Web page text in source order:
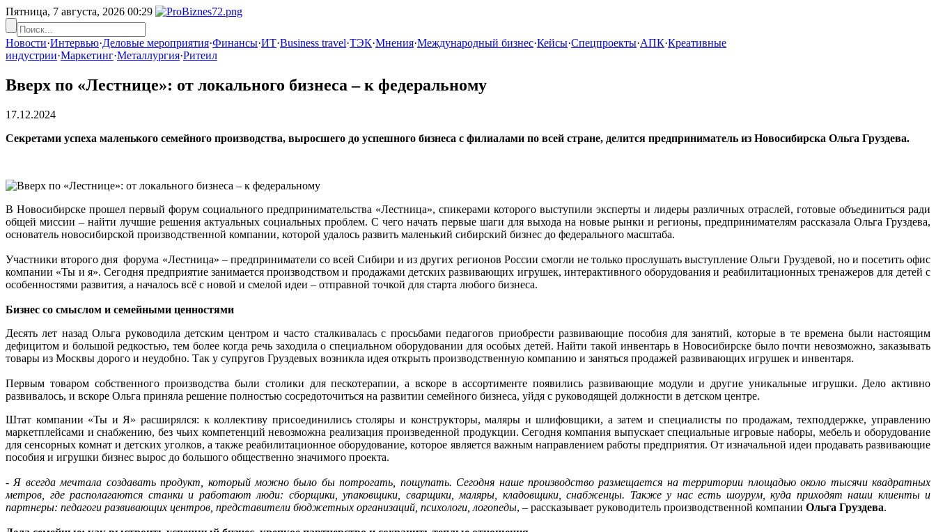
Пятница, 7 августа, 2026 00:29
Новости·Интервью·Деловые мероприятия·Финансы·ИТ·Business travel·ТЭК·Мнения·Международный бизнес·Кейсы·Спецпроекты·АПК·Креативные
индустрии·Маркетинг·Металлургия·Ритеил
Вверх по «Лестнице»: от локального бизнеса – к федеральному
17.12.2024
Секретами успеха маленького семейного производства, выросшего до успешного бизнеса с филиалами по всей стране, делится предприниматель из Новосибирска Ольга Груздева.
В Новосибирске прошел первый форум социального предпринимательства «Лестница», спикерами которого выступили эксперты и лидеры различных отраслей, готовые объединиться ради
общей миссии – найти лучшие решения актуальных социальных проблем. С чего начать первые шаги для выхода на новые рынки и регионы, предпринимателям рассказала Ольга Груздева,
основатель новосибирской производственной компании, которой удалось развить маленький сибирский бизнес до федерального масштаба.
Участники второго дня форума «Лестница» – предприниматели со всей Сибири и из других регионов России смогли не только прослушать выступление Ольги Груздевой, но и посетить офис
компании «Ты и я». Сегодня предприятие занимается производством и продажами детских развивающих игрушек, интерактивного оборудования и реабилитационных тренажеров для детей с
особенностями развития, а началось всё с новой и смелой идеи – отправной точкой для старта любого бизнеса.
Бизнес со смыслом и семейными ценностями
Десять лет назад Ольга руководила детским центром и часто сталкивалась с просьбами педагогов приобрести развивающие пособия для занятий, которые в те времена были настоящим
дефицитом и большой редкостью, тем более когда речь заходила о специальном оборудовании для особых детей. Найти такой инвентарь в Новосибирске было почти невозможно, заказывать
товары из Москвы дорого и неудобно. Так у супругов Груздевых возникла идея открыть производственную компанию и заняться продажей развивающих игрушек и инвентаря.
Первым товаром собственного производства были столики для пескотерапии, а вскоре в ассортименте появились развивающие модули и другие уникальные игрушки. Дело активно
развивалось, и вскоре Ольга приняла решение полностью сосредоточиться на развитии семейного бизнеса, уйдя с руководящей должности в детском центре.
Штат компании «Ты и Я» расширялся: к коллективу присоединились столяры и конструкторы, маляры и шлифовщики, а затем и специалисты по продажам, техподдержке, управлению
маркетплейсами и снабжению, без чьих компетенций невозможна реализация произведенной продукции. Сегодня компания выпускает специальные игровые наборы, мебель и оборудование
для сенсорных комнат и детских уголков, а также реабилитационное оборудование, которое является важным направлением работы предприятия. От изначальной идеи продавать развивающие
пособия и игрушки бизнес вырос до большого общественно значимого проекта.
- Я всегда мечтала создавать продукт, который можно было бы потрогать, пощупать. Сегодня наше производство размещается на территории площадью около тысячи квадратных
метров, где располагаются станки и работают люди: сборщики, упаковщики, сварщики, маляры, кладовщики, снабженцы. Также у нас есть шоурум, куда приходят наши клиенты и
партнеры: педагоги развивающих центров, представители бюджетных организаций, психологи, логопеды, – рассказывает руководитель производственной компании Ольга Груздева.